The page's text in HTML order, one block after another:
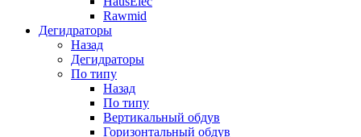
Rawmid
Дегидраторы
Назад
Дегидраторы
По типу
Назад
По типу
Вертикальный обдув
Горизонтальный обдув